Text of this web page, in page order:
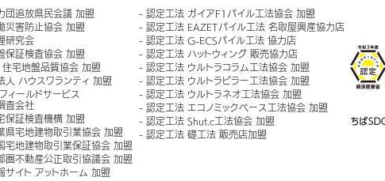
団追放県民会議 加盟
災害防止協会 加盟
研究会
保証検査協会 加盟
宅地盤品質協会 加盟
人 ハウスワランティ 加盟
ィールドサービス
査会社
保証検査機構 加盟
葉県宅地建物取引業協会 加盟
国宅地建物取引業保証協会 加盟
都圏不動産公正取引協議会 加盟
サイト アットホーム 加盟
認定工法 ガイアF1パイル工法協会 加盟
認定工法 EAZETパイル工法 名取屋興産協力店
認定工法 G-ECSパイル工法 協力店
認定工法 ハットウィング 販売協力店
認定工法 ウルトラコラム工法協会 加盟
認定工法 ウルトラピラー工法協会 加盟
認定工法 ウルトラネオ工法協会 加盟
認定工法 エコノミックベース工法協会 加盟
認定工法 Shut.c工法協会 加盟
認定工法 礎工法 販売店加盟